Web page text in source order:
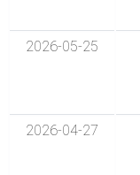
2026-05-25
2026-04-27